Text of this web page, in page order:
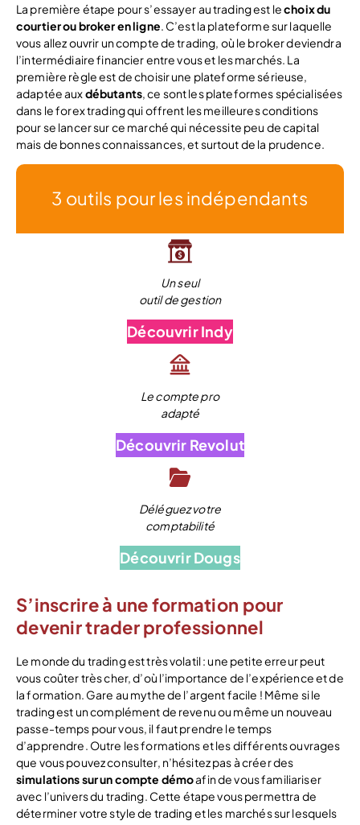
La première étape pour s’essayer au trading est lechoix du
courtier ou broker en ligne . C’est la plateforme sur laquelle
vous allez ouvrir un compte de trading, où le broker deviendra
l’intermédiaire financier entre vous et les marchés. La
première règle est de choisir une plateforme sérieuse,
adaptée auxdébutants, ce sont les plateformes spécialisées
dans le forex trading qui offrent les meilleures conditions
pour se lancer sur ce marché qui nécessite peu de capital
mais de bonnes connaissances, et surtout de la prudence.
3 outils pour les indépendants
Un seul
outil de gestion
Découvrir Indy
Le compte pro
adapté
Découvrir Revolut
Déléguez votre
comptabilité
Découvrir Dougs
S’inscrire à une formation pour
devenir trader professionnel
Le monde du trading est très volatil : une petite erreur peut
vous coûter très cher, d’où l’importance de l’expérience et de
la formation. Gare au mythe de l’argent facile ! Même si le
trading est un complément de revenu ou même un nouveau
passe-temps pour vous, il faut prendre le temps
d’apprendre. Outre les formations et les différents ouvrages
que vous pouvez consulter, n’hésitez pas à créer des
simulations sur un compte démoafin de vous familiariser
avec l’univers du trading. Cette étape vous permettra de
déterminer votre style de trading et les marchés sur lesquels